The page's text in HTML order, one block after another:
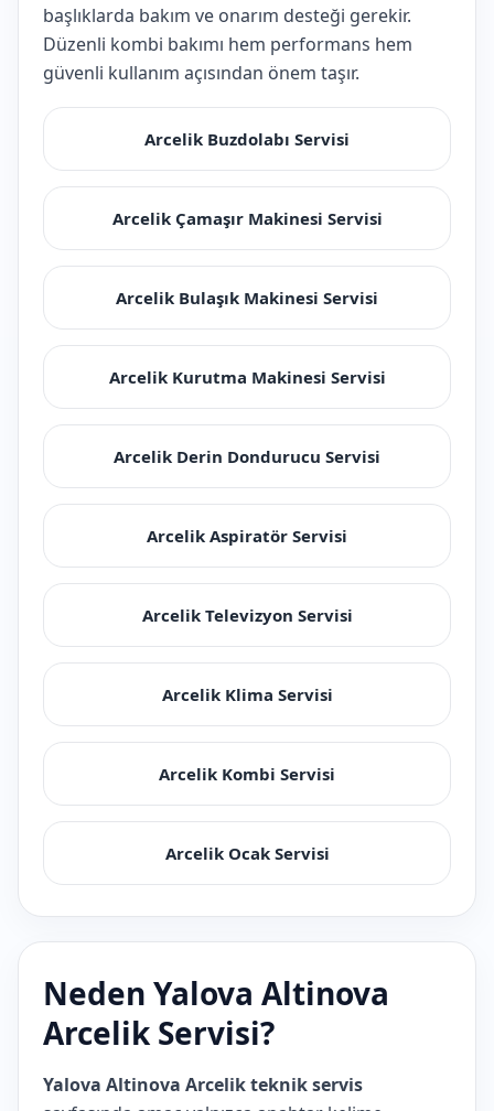
başlıklarda bakım ve onarım desteği gerekir.
Düzenli kombi bakımı hem performans hem
güvenli kullanım açısından önem taşır.
Arcelik Buzdolabı Servisi
Arcelik Çamaşır Makinesi Servisi
Arcelik Bulaşık Makinesi Servisi
Arcelik Kurutma Makinesi Servisi
Arcelik Derin Dondurucu Servisi
Arcelik Aspiratör Servisi
Arcelik Televizyon Servisi
Arcelik Klima Servisi
Arcelik Kombi Servisi
Arcelik Ocak Servisi
Neden Yalova Altinova
Arcelik Servisi?
Yalova Altinova Arcelik teknik servis